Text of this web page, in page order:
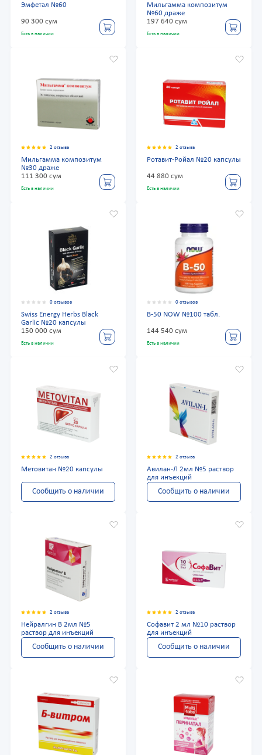
Эмфетал №60
90 300 сум
Есть в наличии
Мильгамма композитум
№60 драже
197 640 сум
Есть в наличии
2 отзыва
Мильгамма композитум
№30 драже
111 300 сум
Есть в наличии
2 отзыва
Ротавит-Ройал №20 капсулы
44 880 сум
Есть в наличии
0 отзывов
Swiss Energy Herbs Black
Garlic №20 капсулы
150 000 сум
Есть в наличии
0 отзывов
В-50 NOW №100 табл.
144 540 сум
Есть в наличии
2 отзыва
Метовитан №20 капсулы
Сообщить о наличии
2 отзыва
Авилан-Л 2мл №5 раствор
для инъекций
Сообщить о наличии
2 отзыва
Нейралгин В 2мл №5
раствор для инъекций
Сообщить о наличии
2 отзыва
Софавит 2 мл №10 раствор
для инъекций
Сообщить о наличии